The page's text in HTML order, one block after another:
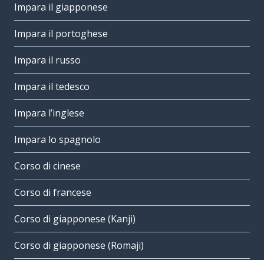
Impara il giapponese
Impara il portoghese
Impara il russo
Impara il tedesco
Impara l’inglese
Impara lo spagnolo
Corso di cinese
Corso di francese
Corso di giapponese (Kanji)
Corso di giapponese (Romaji)